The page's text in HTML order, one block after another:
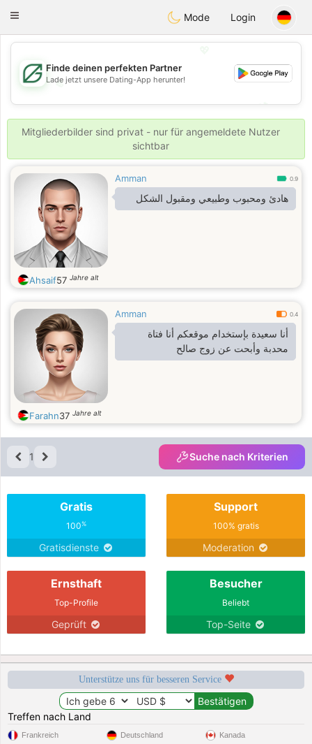
Dating
Toggle
Mode Login
💖
💕
💕
Finde deinen perfekten Partner
Lade jetzt unsere Dating-App herunter!
Mitgliederbilder sind privat - nur für angemeldete Nutzer
sichtbar
Amman 0.9
هادئ ومحبوب وطبيعي ومقبول الشكل
Ahsaif57 Jahre alt
Amman 0.4
أنا سعيدة بإستخدام موقعكم أنا فتاة
محدبة وأبحت عن زوج صالح
Farahn37 Jahre alt
1 Suche nach Kriterien
Gratis
100%
Gratisdienste
Support
100% gratis
Moderation
Ernsthaft
Top-Profile
Geprüft
Besucher
Beliebt
Top-Seite
Unterstütze uns für besseren Service
Treffen nach Land
Frankreich Deutschland Kanada